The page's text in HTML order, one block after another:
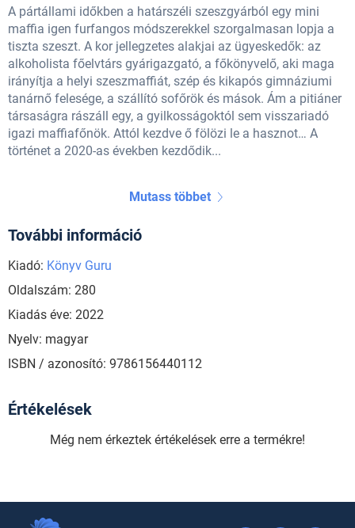
A pártállami időkben a határszéli szeszgyárból egy mini
maffia igen furfangos módszerekkel szorgalmasan lopja a
tiszta szeszt. A kor jellegzetes alakjai az ügyeskedők: az
alkoholista főelvtárs gyárigazgató, a főkönyvelő, aki maga
irányítja a helyi szeszmaffiát, szép és kikapós gimnáziumi
tanárnő felesége, a szállító sofőrök és mások. Ám a pitiáner
társaságra rászáll egy, a gyilkosságoktól sem visszariadó
igazi maffiafőnök. Attól kezdve ő fölözi le a hasznot… A
történet a 2020-as években kezdődik...
Mutass többet
További információ
Kiadó: Könyv Guru
Oldalszám: 280
Kiadás éve: 2022
Nyelv: magyar
ISBN / azonosító: 9786156440112
Értékelések
Még nem érkeztek értékelések erre a termékre!